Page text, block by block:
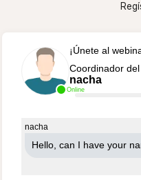
Online
¡Únete al
Coordinador
nacha
nacha
Hello, can Ι have your